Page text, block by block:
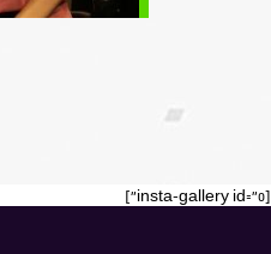
[insta-gallery id="0"]